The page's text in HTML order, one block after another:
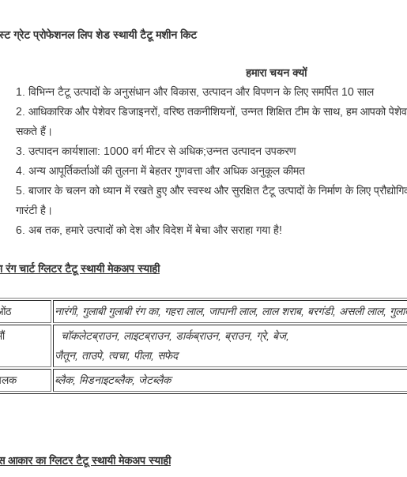
ग्रेट प्रोफेशनल लिप शेड स्थायी टैटू मशीन किट
हमारा चयन क्यों
1. विभिन्न टैटू उत्पादों के अनुसंधान और विकास, उत्पादन और विपणन के लिए समर्पित 10 साल
2. आधिकारिक और पेशेवर डिजाइनरों, वरिष्ठ तकनीशियनों, उन्नत शिक्षित टीम के साथ, हम आपको
सकते हैं।
3. उत्पादन कार्यशाला: 1000 वर्ग मीटर से अधिक;उन्नत उत्पादन उपकरण
4. अन्य आपूर्तिकर्ताओं की तुलना में बेहतर गुणवत्ता और अधिक अनुकूल कीमत
5. बाजार के चलन को ध्यान में रखते हुए और स्वस्थ और सुरक्षित टैटू उत्पादों के निर्माण के लिए
गारंटी है।
6. अब तक, हमारे उत्पादों को देश और विदेश में बेचा और सराहा गया है!
रंग चार्टग्लिटर टैटू स्थायी मेकअप स्याही
नारंगी, गुलाबी गुलाबी रंग का, गहरा लाल, जापानी लाल, लाल शराब, बरगंडी, असली लाल,
चॉकलेटब्राउन, लाइटब्राउन, डार्कब्राउन, ब्राउन, ग्रे, बेज,
जैतून, ताउपे, त्वचा, पीला, सफेद
ब्लैक, मिडनाइटब्लैक, जेटब्लैक
आकार काग्लिटर टैटू स्थायी मेकअप स्याही